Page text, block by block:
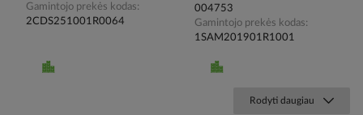
Gamintojo prekės kodas
2CDS251001R0064
004753
Gamintojo prekės kodas
1SAM201901R1001
Rodyti daugiau